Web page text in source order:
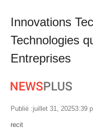
Innovations
Technologies
Entreprises
Publié :juillet 31, 20253:39
Author
recit